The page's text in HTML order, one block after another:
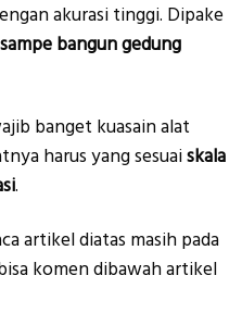
akurasi tinggi. Dipake
bangun gedung
banget kuasain alat
harus yang sesuaiskala
.
artikel diatas masih pada
komen dibawah artikel